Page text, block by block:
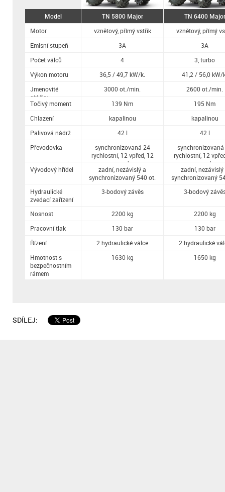
Model
Motor
Emisní stupeň
Počet válců
Výkon motoru
Jmenovité
otáčky
Točivý moment
Chlazení
Palivová nádrž
Převodovka
Vývodový hřídel
Hydraulické
zvedací zařízení
Nosnost
Pracovní tlak
Řízení
Hmotnost s
bezpečnostním
rámem
TN 5800 Major
TN 6400 Major
vznětový, přímý vstřik
vznětový, přímý
3A
3A
4
3, turbo
36,5 / 49,7 kW/k.
41,2 / 56,0 kW/
3000 ot./min.
2600 ot./min.
139 Nm
195 Nm
kapalinou
kapalinou
42 l
42 l
synchronizovaná 24
rychlostní, 12 vpřed, 12
vzad
rychlostní, 12
vzad
zadní, nezávislý a
synchronizovaný 540 ot.
zadní, nezávislý
synchronizovaný
3-bodový závěs
3-bodový
2200 kg
2200 kg
130 bar
130 bar
2 hydraulické válce
2 hydraulické
1630 kg
1650 kg
SDÍLEJ: